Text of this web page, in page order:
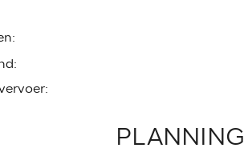
PLANNING